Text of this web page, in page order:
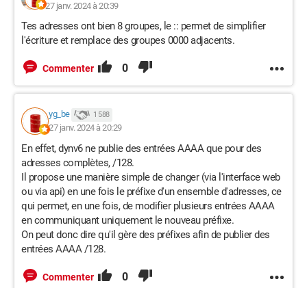
27 janv. 2024 à 20:39
Tes adresses ont bien 8 groupes, le :: permet de simplifier
l'écriture et remplace des groupes 0000 adjacents.
Commenter 0
yg_be 1 588
27 janv. 2024 à 20:29
En effet, dynv6 ne publie des entrées AAAA que pour des
adresses complètes, /128.
Il propose une manière simple de changer (via l'interface web
ou via api) en une fois le préfixe d'un ensemble d'adresses, ce
qui permet, en une fois, de modifier plusieurs entrées AAAA
en communiquant uniquement le nouveau préfixe.
On peut donc dire qu'il gère des préfixes afin de publier des
entrées AAAA /128.
Commenter 0